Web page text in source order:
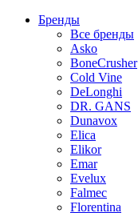
Бренды
Все бренды
Asko
BoneCrusher
Cold Vine
DeLonghi
DR. GANS
Dunavox
Elica
Elikor
Emar
Evelux
Falmec
Florentina